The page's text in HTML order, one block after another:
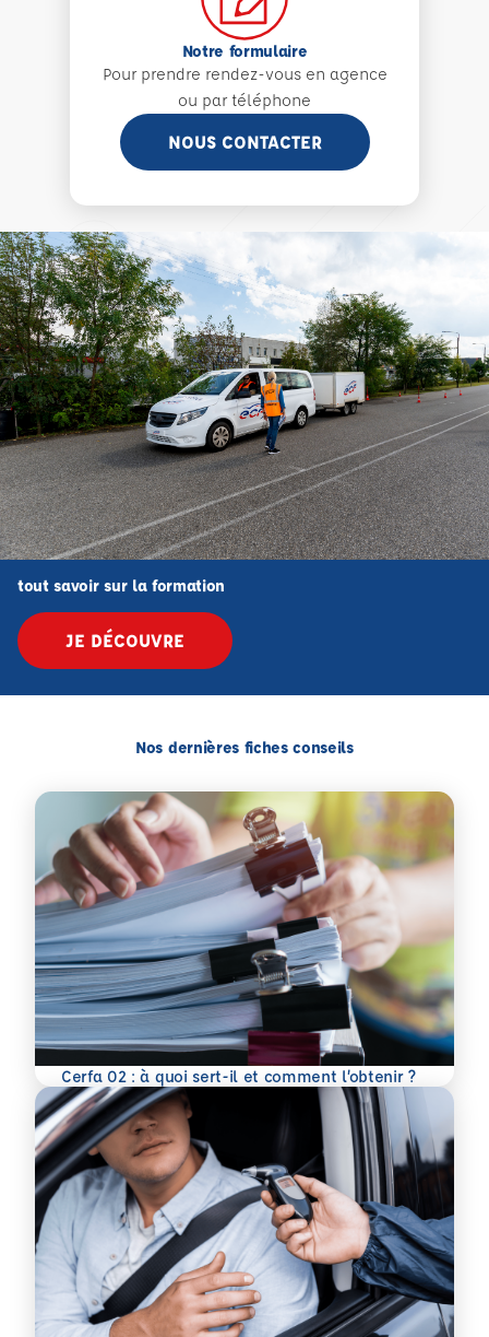
Notre formulaire
Pour prendre rendez-vous en agence
ou par téléphone
NOUS CONTACTER
tout savoir sur la formation
JE DÉCOUVRE
Nos dernières fiches conseils
Cerfa 02 : à quoi sert-il et comment l’obtenir ?
En savoir plus